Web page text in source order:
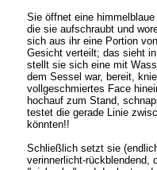
Sie öffnet eine
die sie aufschraubt und
sich aus ihr eine Portion
Gesicht verteilt; das sieht
stellt sie sich eine mit
dem Sessel war, bereit,
vollgeschmiertes Face
hochauf zum Stand,
testet die gerade Linie
könnten!!
Schließlich setzt sie
verinnerlicht-rückblendend,